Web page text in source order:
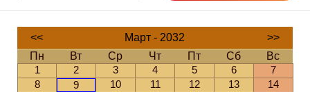
<< Март - 2032
>>
Пн
Вт Ср Чт Пт Сб
Вс
1
2 3 4 5 6
7
8
9 10 11 12 13
14